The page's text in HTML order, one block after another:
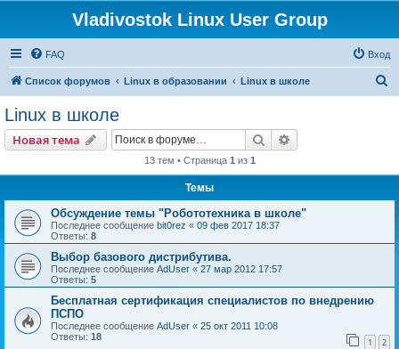
Vladivostok Linux User Group
FAQ Вход
Список форумов Linux в образовании Linux в школе
Linux в школе
Новая тема Поиск
13 тем • Страница 1 из 1
Темы
Обсуждение темы "Робототехника в школе"
Последнее сообщение bit0rez « 09 фев 2017 18:37
Ответы: 8
Выбор базового дистрибутива.
Последнее сообщение AdUser « 27 мар 2012 17:57
Ответы: 5
Бесплатная сертификация специалистов по внедрению
ПСПО
Последнее сообщение AdUser « 25 окт 2011 10:08
Ответы: 18 1 2